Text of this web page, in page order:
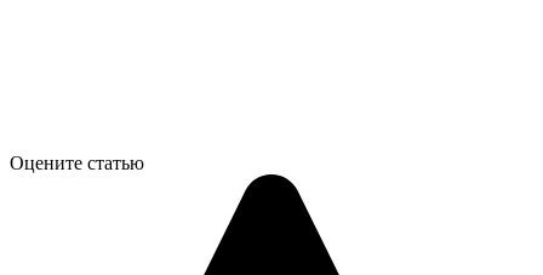
Оцените статью